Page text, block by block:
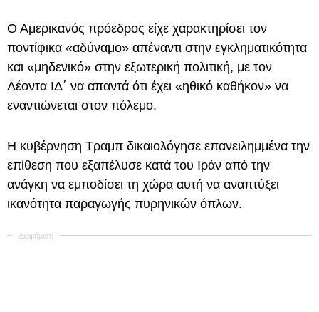
Ο Αμερικανός πρόεδρος είχε χαρακτηρίσει τον
ποντίφικα «αδύναμο» απέναντι στην εγκληματικότητα
και «μηδενικό» στην εξωτερική πολιτική, με τον
Λέοντα ΙΔ΄ να απαντά ότι έχει «ηθικό καθήκον» να
εναντιώνεται στον πόλεμο.
Η κυβέρνηση Τραμπ δικαιολόγησε επανειλημμένα την
επίθεση που εξαπέλυσε κατά του Ιράν από την
ανάγκη να εμποδίσει τη χώρα αυτή να αναπτύξει
ικανότητα παραγωγής πυρηνικών όπλων.